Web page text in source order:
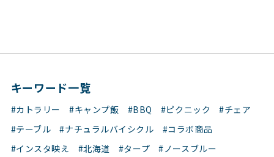
キーワード一覧
#カトラリー #キャンプ飯 #BBQ #ピクニック
#チェア
#テーブル
#ナチュラルバイシクル
#コラボ商品
#インスタ映え
#北海道 #タープ
#ノースブルー